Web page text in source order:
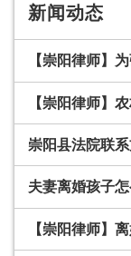
新闻动态
【崇阳律师】
【崇阳律师】
崇阳县法院联
夫妻离婚孩子
【崇阳律师】